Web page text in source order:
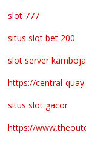
slot 777
situs slot bet 200
slot server kamboja
https://central-
situs slot gacor
https://